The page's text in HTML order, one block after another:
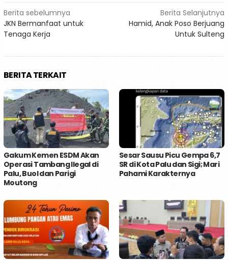
Navigasi
pos
Berita sebelumnya
JKN Bermanfaat untuk
Tenaga Kerja
Berita Selanjutnya
Hamid, Anak Poso Berjuang
Untuk Sulteng
BERITA TERKAIT
Gakum Kemen ESDM Akan
Operasi Tambang Ilegal di
Palu, Buol dan Parigi
Moutong
Sesar Sausu Picu Gempa 6,7
SR di Kota Palu dan Sigi; Mari
Pahami Karakternya